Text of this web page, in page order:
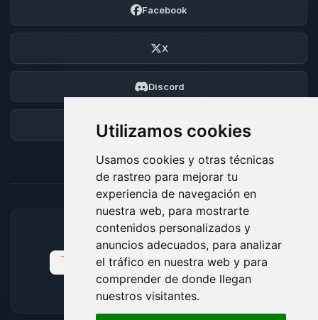
Utilizamos cookies
Usamos cookies y otras técnicas
de rastreo para mejorar tu
experiencia de navegación en
nuestra web, para mostrarte
contenidos personalizados y
anuncios adecuados, para analizar
el tráfico en nuestra web y para
comprender de donde llegan
nuestros visitantes.
Facebook
X
Discord
Foro
MÉTODOS DE PAGO ACEPTADOS